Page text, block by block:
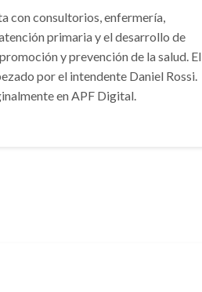
con consultorios, enfermería,
primaria y el desarrollo de
y prevención de la salud. El
por el intendente Daniel Rossi.
en APF Digital.